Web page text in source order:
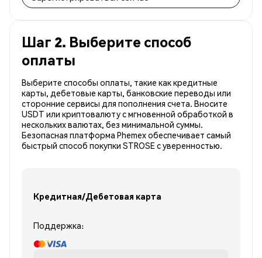
Шаг 2. Выберите способ
оплаты
Выберите способы оплаты, такие как кредитные
карты, дебетовые карты, банковские переводы или
сторонние сервисы для пополнения счета. Вносите
USDT или криптовалюту с мгновенной обработкой в
нескольких валютах, без минимальной суммы.
Безопасная платформа Phemex обеспечивает самый
быстрый способ покупки STROSE с уверенностью.
Кредитная/Дебетовая карта
Поддержка: